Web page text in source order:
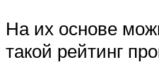
На их основе
такой рейтинг